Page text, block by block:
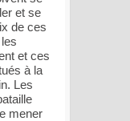
et se
de ces
et ces
à la
Les
mener